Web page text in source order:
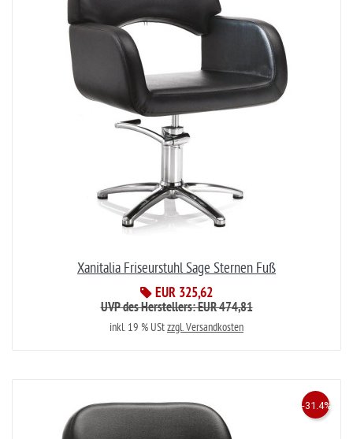
Xanitalia Friseurstuhl Sage Sternen Fuß
EUR 325,62
UVP des Herstellers: EUR 474,81
inkl. 19 % UStzzgl. Versandkosten
-31.4%